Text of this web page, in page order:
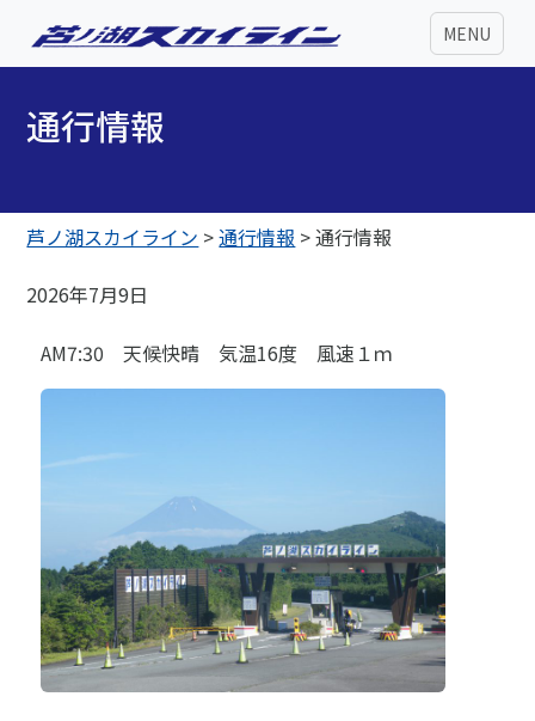
MENU
通行情報
芦ノ湖スカイライン >通行情報 >通行情報
2026年7月9日
AM7:30 天候快晴 気温16度 風速１ｍ